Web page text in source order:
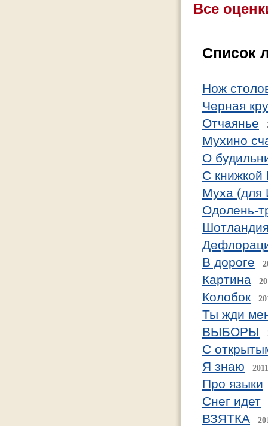
Все
Список
Нож
Черная
Отчаянье
Мухино
О
С книжкой
Муха (для
Одолень-
В дороге
Картина
Колобок
Ты жди
ВЫБОРЫ
С
Я знаю
Про языки
Снег идет
ВЗЯТКА